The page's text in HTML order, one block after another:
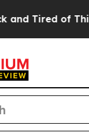
Tired of This